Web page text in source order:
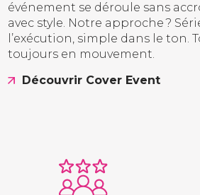
événement se déroule sans
avec style. Notre approche ?
l’exécution, simple dans le ton.
toujours en mouvement.
Découvrir Cover Event